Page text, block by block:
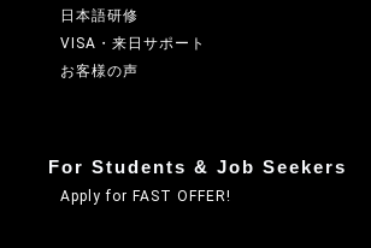
日本語研修
VISA・来日サポート
お客様の声
For Students & Job Seekers
Apply for FAST OFFER!